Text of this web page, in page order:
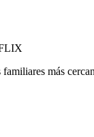
más